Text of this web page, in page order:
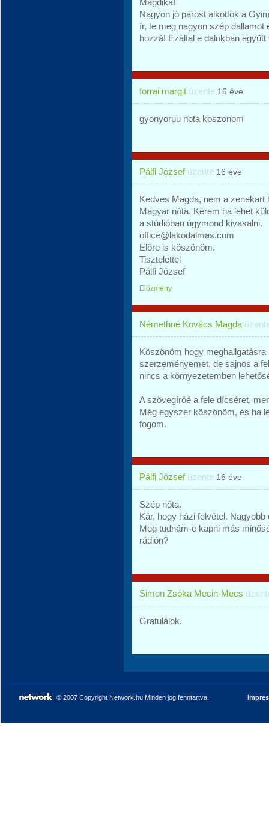
Magdika!
Nagyon jó párost alkottok a
ír, te meg nagyon szép
hozzá! Ezáltal e dalokban
forrai margit üzente 16 éve
gyonyoruu nota koszonom
Pálfi Józsefüzente 16 éve
Kedves Magda, nem a
Magyar nóta. Kérem ha lehet
a stúdióban úgymond kivasalni.
office@lakodalmas.com
Előre is köszönöm.
Tisztelettel
Pálfi József
Előzmény
Némethné Kovács Magda
Köszönöm hogy
szerzeményemet, de sajnos a
nincs a környezetemben
A szövegíróé a fele dícséret,
Még egyszer köszönöm, és ha
fogom.
Pálfi Józsefüzente 16 éve
Szép nóta.
Kár, hogy házi felvétel.
Meg tudnám-e kapni más
rádión?
Simon Zsóka Mecin-Mecs
Gratulálok.
© 2007 Copyright Network.hu Minden jog fenntartva.